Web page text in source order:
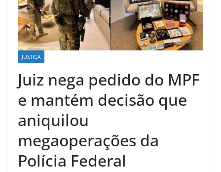
JUSTIÇA
Juiz nega pedido do MPF
e mantém decisão que
aniquilou
megaoperações da
Polícia Federal